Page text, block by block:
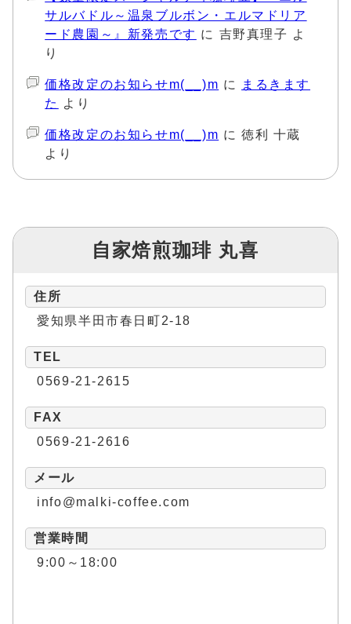
サルバドル～温泉ブルボン・エルマドリア
ード農園～』新発売です に 吉野真理子 よ
り
価格改定のお知らせm(__)m に
まるきます
た
より
価格改定のお知らせm(__)m に徳利 十蔵
より
自家焙煎珈琲 丸喜
住所
愛知県半田市春日町2-18
TEL
0569-21-2615
FAX
0569-21-2616
メール
info@malki-coffee.com
営業時間
9:00～18:00